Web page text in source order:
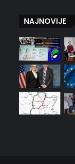
NAJNOVIJE